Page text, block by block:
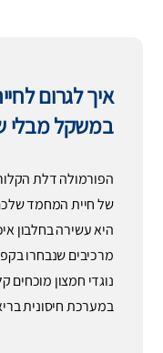
איך לגרום
במשקל מבלי
הפורמולה דלת
של חיית המחמד
היא עשירה בחלבון
מרכיבים שנבחרו
במערכת חיסונית